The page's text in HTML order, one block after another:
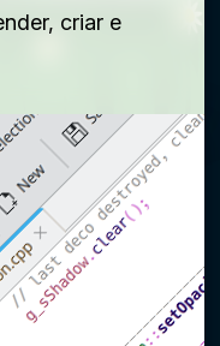
criar e